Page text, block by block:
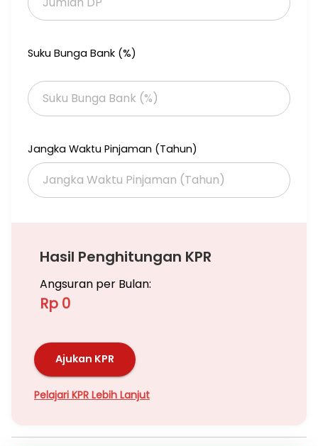
Suku Bunga Bank (%)
Jangka Waktu Pinjaman (Tahun)
Hasil Penghitungan KPR
Angsuran per Bulan:
Rp 0
Ajukan KPR
Pelajari KPR Lebih Lanjut